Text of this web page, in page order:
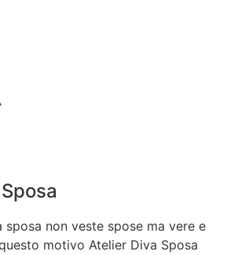
sposa non veste spose ma vere e
motivo Atelier Diva Sposa